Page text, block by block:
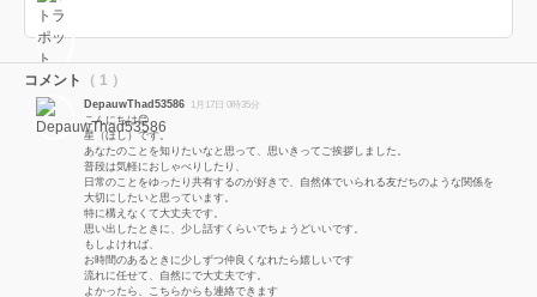
コメント （ 1 ）
DepauwThad53586 1月17日 0時35分
こんにちは😊
星（ほし）です。
あなたのことを知りたいなと思って、思いきってご挨拶しました。
普段は気軽におしゃべりしたり、
日常のことをゆったり共有するのが好きで、自然体でいられる友だちのような関係を
大切にしたいと思っています。
特に構えなくて大丈夫です。
思い出したときに、少し話すくらいでちょうどいいです。
もしよければ、
お時間のあるときに少しずつ仲良くなれたら嬉しいです
流れに任せて、自然にで大丈夫です。
よかったら、こちらからも連絡できます